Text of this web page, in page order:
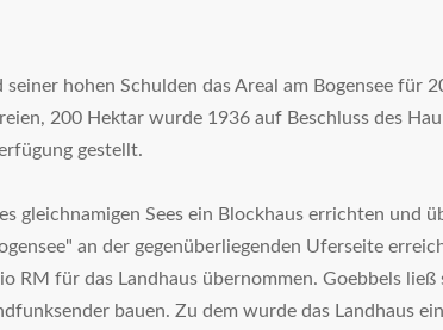
hohen Schulden das Areal am Bogensee für
200 Hektar wurde 1936 auf Beschluss des
gestellt.
gleichnamigen Sees ein Blockhaus errichten und
an der gegenüberliegenden Uferseite
RM für das Landhaus übernommen. Goebbels
bauen. Zu dem wurde das Landhaus